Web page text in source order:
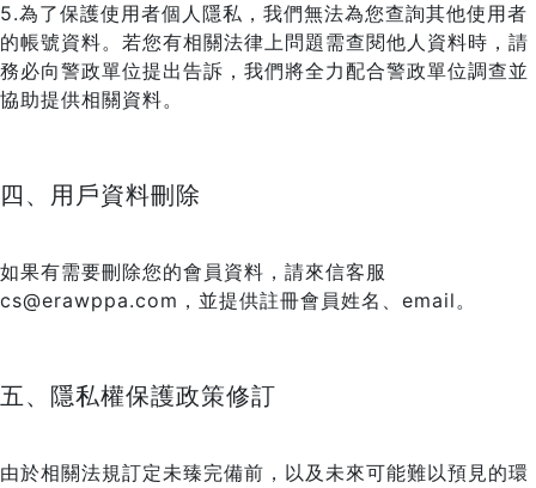
5.為了保護使用者個人隱私，我們無法為您查詢其他使用者
的帳號資料。若您有相關法律上問題需查閱他人資料時，請
務必向警政單位提出告訴，我們將全力配合警政單位調查並
協助提供相關資料。
四、用戶資料刪除
如果有需要刪除您的會員資料，請來信客服
cs@erawppa.com，並提供註冊會員姓名、email。
五、隱私權保護政策修訂
由於相關法規訂定未臻完備前，以及未來可能難以預見的環